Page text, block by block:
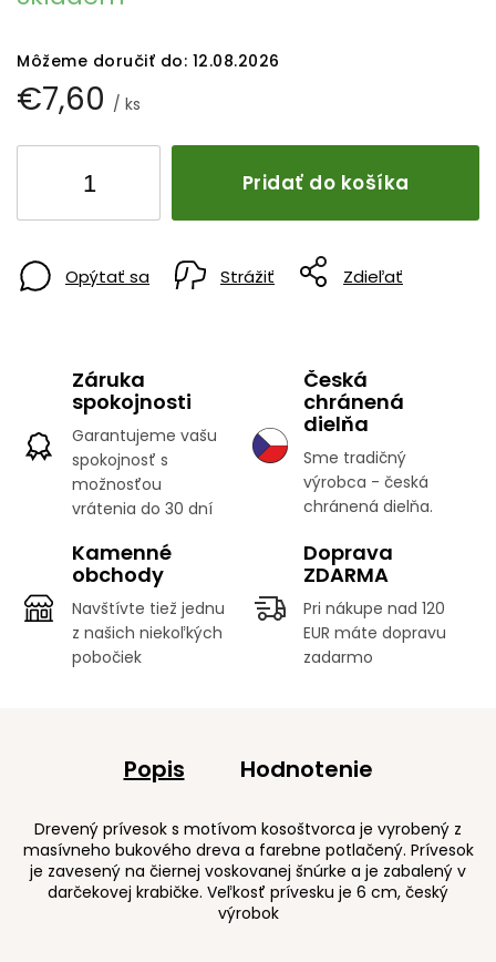
€7,60 / ks
Môžeme doručiť do: 12.08.2026
Pridať do košíka
Opýtať sa Strážiť Zdieľať
Záruka
spokojnosti
Garantujeme vašu
spokojnosť s
možnosťou
vrátenia do 30 dní
Česká
chránená
dielňa
Sme tradičný
výrobca - česká
chránená dielňa.
Kamenné
obchody
Navštívte tiež jednu
z našich niekoľkých
pobočiek
Doprava
ZDARMA
Pri nákupe nad 120
EUR máte dopravu
zadarmo
Popis Hodnotenie
Drevený prívesok s motívom kosoštvorca je vyrobený z
masívneho bukového dreva a farebne potlačený. Prívesok
je zavesený na čiernej voskovanej šnúrke a je zabalený v
darčekovej krabičke. Veľkosť prívesku je 6 cm, český
výrobok